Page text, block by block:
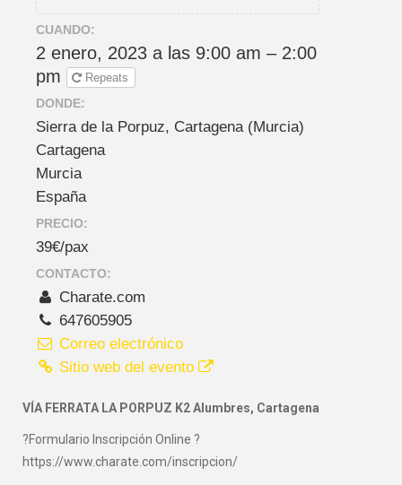
CUANDO:
2 enero, 2023 a las 9:00 am – 2:00
pm
Repeats
DONDE:
Sierra de la Porpuz, Cartagena (Murcia)
Cartagena
Murcia
España
PRECIO:
39€/pax
CONTACTO:
Charate.com
647605905
Correo electrónico
Sitio web del evento
VÍA FERRATA LA PORPUZ K2 Alumbres, Cartagena
?Formulario Inscripción Online ?
https://www.charate.com/inscripcion/